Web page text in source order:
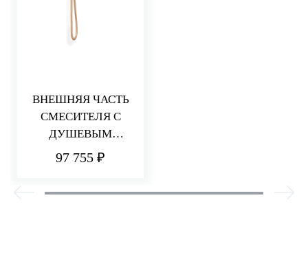
ВНЕШНЯЯ ЧАСТЬ
СМЕСИТЕЛЯ С
ДУШЕВЫМ
КОМПЛЕКТОМ Q30
97 755 ₽